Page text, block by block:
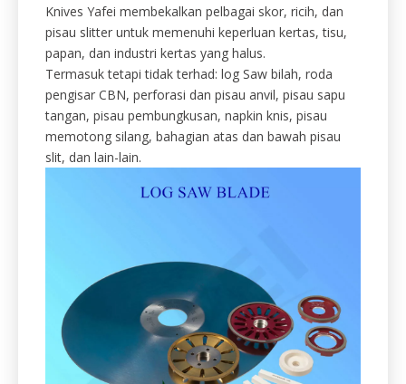
log saw bilah, pemegang pisau dan pisau lain untuk
pulpa,
Kertas dan industri pemprosesan kertas, dan lain-lain
1. Pisau dan aksesori untuk industri
penukaran tisu.
Knives Yafei membekalkan pelbagai skor, ricih, dan
pisau slitter untuk memenuhi keperluan kertas, tisu,
Termasuk tetapi tidak terhad: log Saw bilah, roda
memotong silang, bahagian atas dan bawah pisau
slit, dan lain-lain.